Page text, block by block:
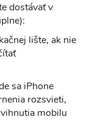
dostávať v
lište, ak nie
sa iPhone
rozsvieti,
mobilu